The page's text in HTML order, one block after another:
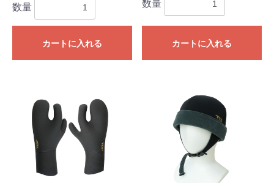
数量
カートに入れる
数量
カートに入れる